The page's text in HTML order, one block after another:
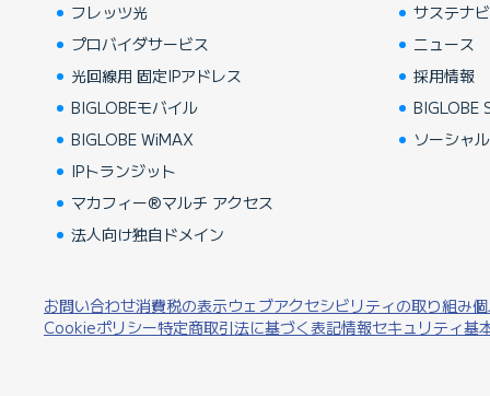
フレッツ光
プロバイダサービス
光回線用 固定IPアドレス
BIGLOBEモバイル
BIGLOBE WiMAX
IPトランジット
マカフィー®マルチ アクセス
法人向け独自ドメイン
サステナ
ニュース
採用情報
BIGLOBE
ソーシャ
お問い合わせ消費税の表示ウェブアクセシビリティの取り組み
Cookieポリシー特定商取引法に基づく表記情報セキュリティ基